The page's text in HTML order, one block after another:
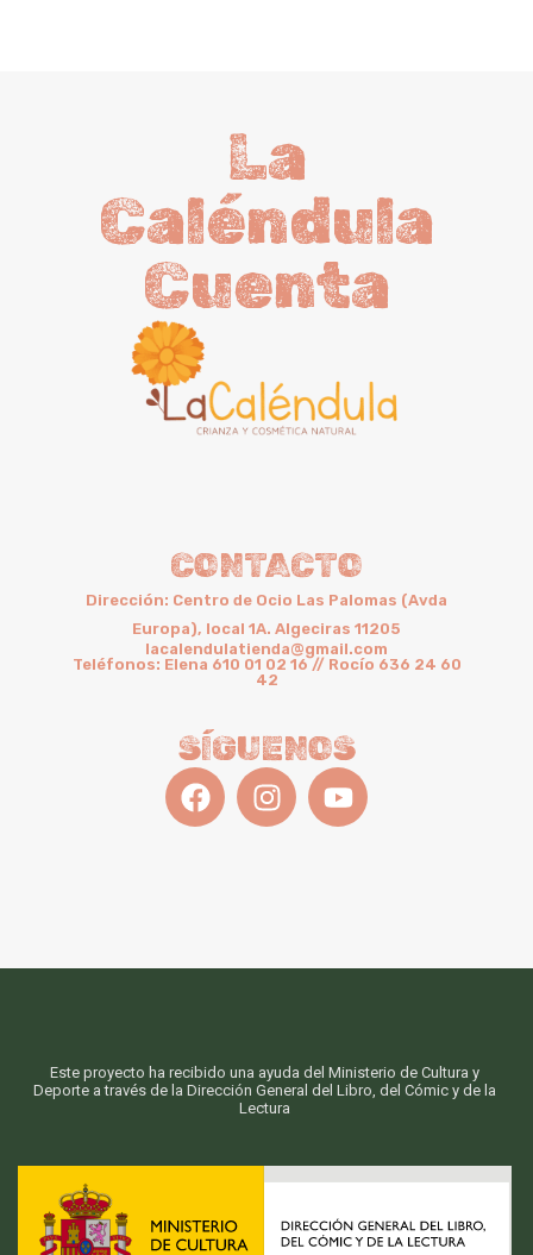
La
Caléndula
Cuenta
CONTACTO
Dirección: Centro de Ocio Las Palomas (Avda
Europa), local 1A. Algeciras 11205
lacalendulatienda@gmail.com
Teléfonos: Elena 610 01 02 16 // Rocío 636 24 60
42
SÍGUENOS
Este proyecto ha recibido una ayuda del Ministerio de Cultura y
Deporte a través de la Dirección General del Libro, del Cómic y de la
Lectura